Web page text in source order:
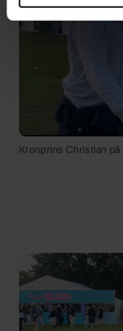
Kronprins Christian på